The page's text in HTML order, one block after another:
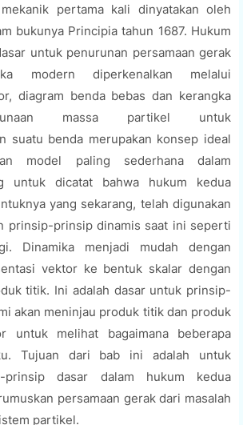
pertama kali dinyatakan oleh
bukunya Principia tahun 1687. Hukum
untuk penurunan persamaan gerak
modern diperkenalkan melalui
diagram benda bebas dan kerangka
massa partikel untuk
suatu benda merupakan konsep ideal
model paling sederhana dalam
untuk dicatat bahwa hukum kedua
yang sekarang, telah digunakan
prinsip-prinsip dinamis saat ini seperti
Dinamika menjadi mudah dengan
vektor ke bentuk skalar dengan
titik. Ini adalah dasar untuk prinsip-
akan meninjau produk titik dan produk
untuk melihat bagaimana beberapa
Tujuan dari bab ini adalah untuk
prinsip dasar dalam hukum kedua
persamaan gerak dari masalah
partikel.